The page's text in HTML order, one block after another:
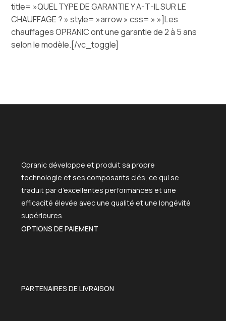
title= »QUEL TYPE DE GARANTIE Y A-T-IL SUR LE
CHAUFFAGE ? » style= »arrow » css= » »]Les
chauffages OPRANIC ont une garantie de 2 à 5 ans
selon le modèle.[/vc_toggle]
Opranic développe et produit sa propre
technologie et ses composants clés, ce qui se
traduit par d’excellentes performances et une
efficacité élevée avec une qualité et une longévité
supérieures.
OPTIONS DE PAIEMENT
PARTENAIRES DE LIVRAISON